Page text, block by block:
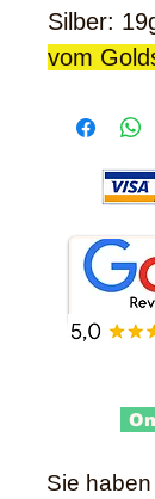
Silber:
vom
Sie